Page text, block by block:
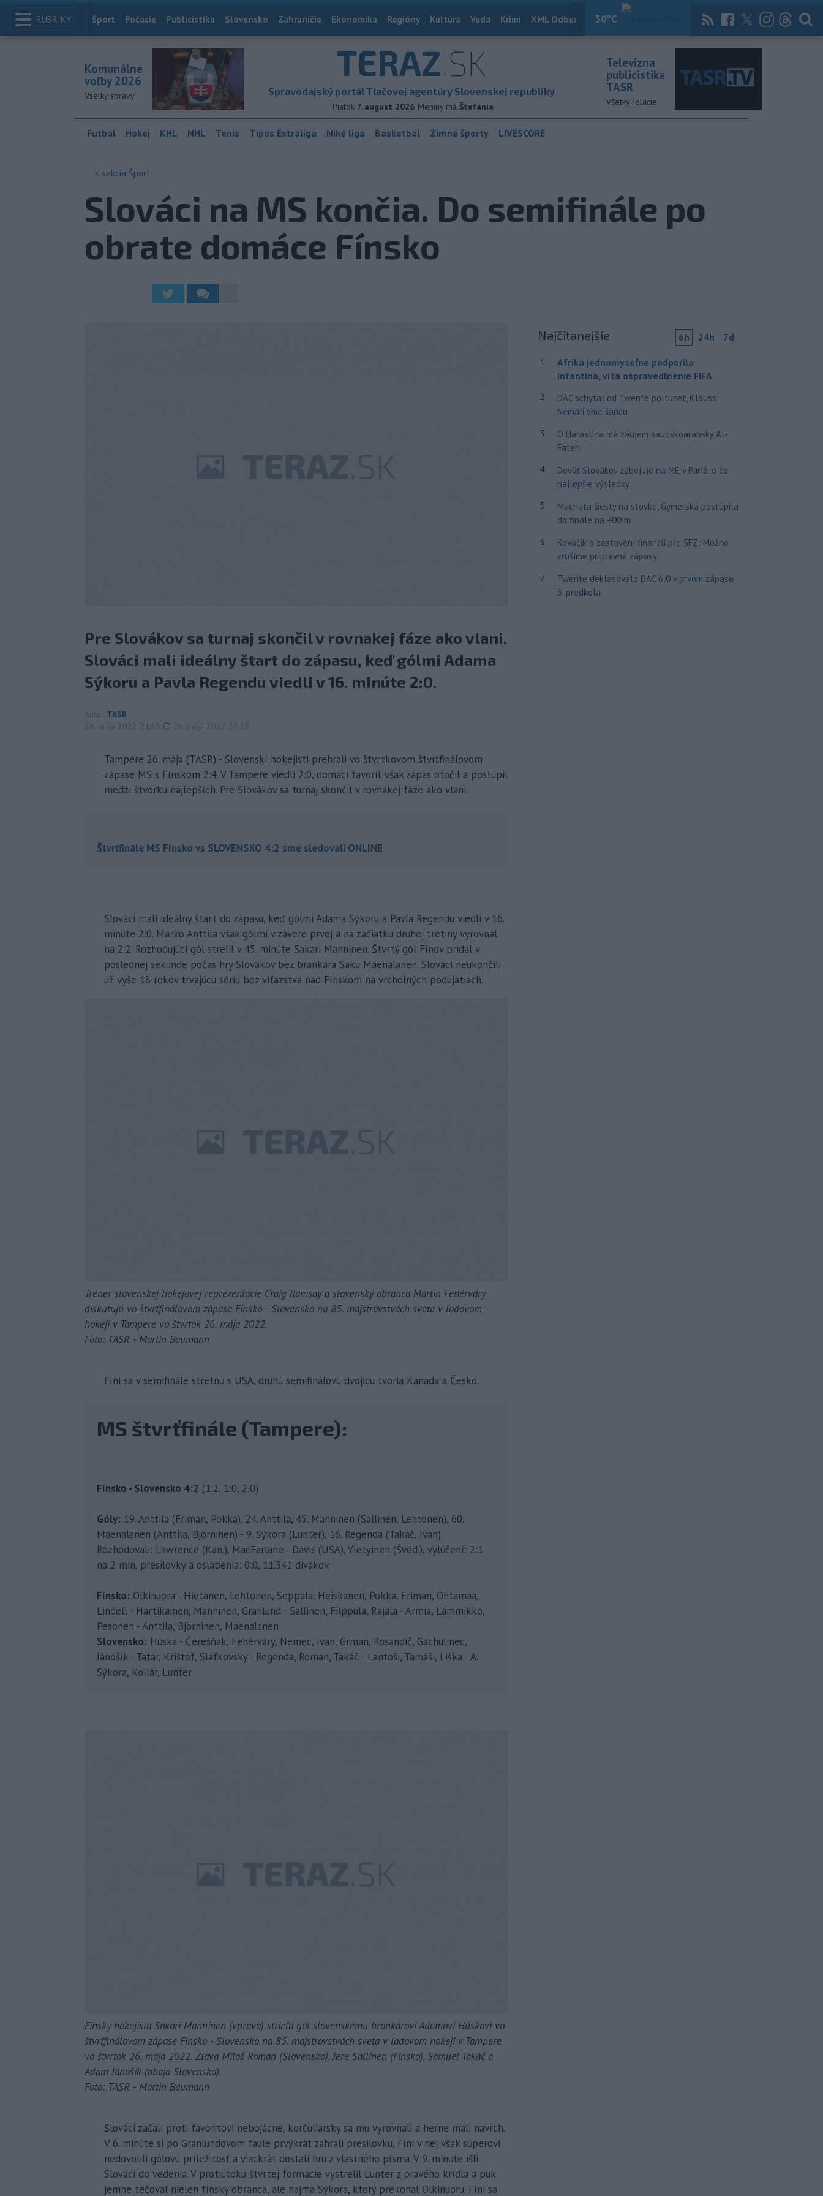
RUBRIKY 30°C
Index
Šport Počasie Publicistika Slovensko Zahraničie Ekonomika Regióny Kultúra Veda Krimi XML Odber Knihy Magazín News Now Archív
TERAZ.SK
Spravodajský portál Tlačovej agentúry Slovenskej republiky
Piatok 7. august 2026 Meniny má Štefánia
Komunálne
voľby 2026
Všetky správy
Televízna
publicistika
TASR
Všetky relácie
Futbal Hokej KHL NHL Tenis Tipos Extraliga Niké liga Basketbal Zimné športy LIVESCORE
< sekcia Šport
Slováci na MS končia. Do semifinále po
obrate domáce Fínsko
Pre Slovákov sa turnaj skončil v rovnakej fáze ako vlani.
Slováci mali ideálny štart do zápasu, keď gólmi Adama
Sýkoru a Pavla Regendu viedli v 16. minúte 2:0.
Autor TASR
26. mája 2022 21:38
aktualizované
26. mája 2022 22:15
Tampere 26. mája (TASR) - Slovenskí hokejisti prehrali vo štvrtkovom štvrťfinálovom
zápase MS s Fínskom 2:4. V Tampere viedli 2:0, domáci favorit však zápas otočil a postúpil
medzi štvorku najlepších. Pre Slovákov sa turnaj skončil v rovnakej fáze ako vlani.
Štvrťfinále MS Fínsko vs SLOVENSKO 4:2 sme sledovali ONLINE
Slováci mali ideálny štart do zápasu, keď gólmi Adama Sýkoru a Pavla Regendu viedli v 16.
minúte 2:0. Marko Anttila však gólmi v závere prvej a na začiatku druhej tretiny vyrovnal
na 2:2. Rozhodujúci gól strelil v 45. minúte Sakari Manninen. Štvrtý gól Fínov pridal v
poslednej sekunde počas hry Slovákov bez brankára Saku Mäenalanen. Slováci neukončili
už vyše 18 rokov trvajúcu sériu bez víťazstva nad Fínskom na vrcholných podujatiach.
Tréner slovenskej hokejovej reprezentácie Craig Ramsay a slovenský obranca Martin Fehérváry
diskutujú vo štvrťfinálovom zápase Fínsko - Slovensko na 85. majstrovstvách sveta v ľadovom
hokeji v Tampere vo štvrtok 26. mája 2022.
Foto: TASR - Martin Baumann
Fíni sa v semifinále stretnú s USA, druhú semifinálovú dvojicu tvoria Kanada a Česko.
MS štvrťfinále (Tampere):
Fínsko - Slovensko 4:2 (1:2, 1:0, 2:0)
Góly: 19. Anttila (Friman, Pokka), 24. Anttila, 45. Manninen (Sallinen, Lehtonen), 60.
Mäenalanen (Anttila, Björninen) - 9. Sýkora (Lunter), 16. Regenda (Takáč, Ivan).
Rozhodovali: Lawrence (Kan.), MacFarlane - Davis (USA), Yletyinen (Švéd.), vylúčení: 2:1
na 2 min, presilovky a oslabenia: 0:0, 11.341 divákov.
Fínsko: Olkinuora - Hietanen, Lehtonen, Seppalä, Heiskanen, Pokka, Friman, Ohtamaa,
Lindell - Hartikainen, Manninen, Granlund - Sallinen, Filppula, Rajala - Armia, Lammikko,
Pesonen - Anttila, Björninen, Mäenalanen
Slovensko: Húska - Čerešňák, Fehérváry, Nemec, Ivan, Grman, Rosandič, Gachulinec,
Jánošík - Tatar, Krištof, Slafkovský - Regenda, Roman, Takáč - Lantoši, Tamáši, Liška - A.
Sýkora, Kollár, Lunter
Fínsky hokejista Sakari Manninen (vpravo) strieľa gól slovenskému brankárovi Adamovi Húskovi vo
štvrťfinálovom zápase Fínsko - Slovensko na 85. majstrovstvách sveta v ľadovom hokeji v Tampere
vo štvrtok 26. mája 2022. Zľava Miloš Roman (Slovensko), Jere Sallinen (Fínsko), Samuel Takáč a
Adam Jánošík (obaja Slovensko).
Foto: TASR - Martin Baumann
Slováci začali proti favoritovi nebojácne, korčuliarsky sa mu vyrovnali a herne mali navrch.
V 6. minúte si po Granlundovom faule prvýkrát zahrali presilovku, Fíni v nej však súperovi
nedovolili gólovú príležitosť a viackrát dostali hru z vlastného písma. V 9. minúte išli
Slováci do vedenia. V protiútoku štvrtej formácie vystrelil Lunter z pravého krídla a puk
jemne tečoval nielen fínsky obranca, ale najmä Sýkora, ktorý prekonal Olkinuoru. Fíni sa
Najčítanejšie 6h 24h 7d
1
Afrika jednomyseľne podporila
Infantina, víta ospravedlnenie FIFA
2
DAC schytal od Twente poltucet, Klauss:
Nemali sme šancu
3
O Haraslína má záujem saudskoarabský Al-
Fateh
4
Deväť Slovákov zabojuje na ME v Paríži o čo
najlepšie výsledky
5
Machata šiesty na stovke, Gymerská postúpila
do finále na 400 m
6
Kováčik o zastavení financií pre SFZ: Možno
zrušíme prípravné zápasy
7
Twente deklasovalo DAC 6:0 v prvom zápase
3. predkola